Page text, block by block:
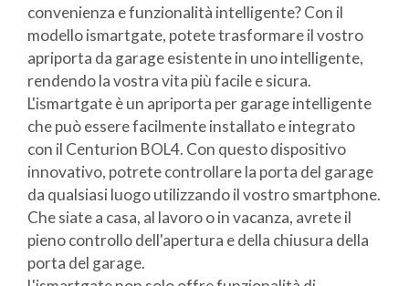
convenienza e funzionalità intelligente? Con il
modello ismartgate, potete trasformare il vostro
apriporta da garage esistente in uno intelligente,
rendendo la vostra vita più facile e sicura.
L'ismartgate è un apriporta per garage intelligente
che può essere facilmente installato e integrato
con il Centurion BOL4. Con questo dispositivo
innovativo, potrete controllare la porta del garage
da qualsiasi luogo utilizzando il vostro smartphone.
Che siate a casa, al lavoro o in vacanza, avrete il
pieno controllo dell'apertura e della chiusura della
porta del garage.